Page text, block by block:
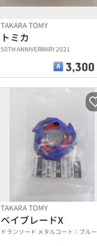
TAKARA TOMY
トミカ
50TH ANNIVERRARY 2021
3,300
TAKARA TOMY
ベイブレードX
ドランソード メタルコート：ブルー